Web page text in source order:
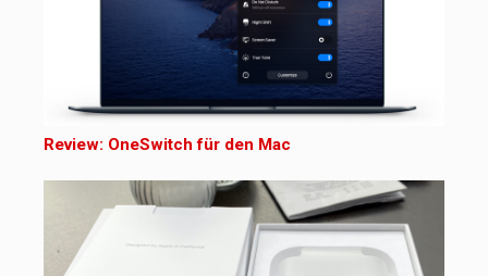
Review: OneSwitch für den Mac